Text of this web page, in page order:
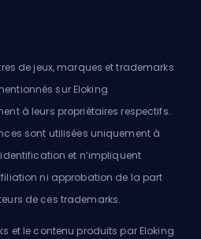
de jeux, marques et trademarks
sur Eloking
à leurs propriétaires respectifs.
sont utilisées uniquement à
et n’impliquent
ni approbation de la part
de ces trademarks.
et le contenu produits par Eloking